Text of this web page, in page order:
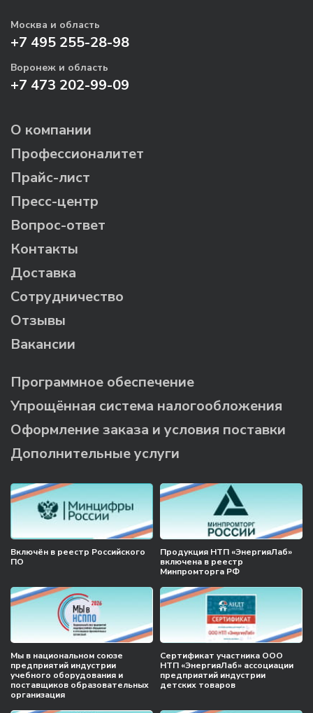
Москва и область
+7 495 255-28-98
Воронеж и область
+7 473 202-99-09
О компании
Профессионалитет
Прайс-лист
Пресс-центр
Вопрос-ответ
Контакты
Доставка
Сотрудничество
Отзывы
Вакансии
Программное обеспечение
Упрощённая система налогообложения
Оформление заказа и условия поставки
Дополнительные услуги
Включён в реестр Российского
ПО
Продукция НТП «ЭнергияЛаб»
включена в реестр
Минпромторга РФ
Мы в национальном союзе
предприятий индустрии
учебного оборудования и
поставщиков образовательных
организация
Сертификат участника ООО
НТП «ЭнергияЛаб» ассоциации
предприятий индустрии
детских товаров